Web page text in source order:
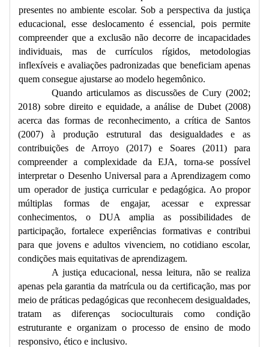
presentes no ambiente escolar. Sob a perspectiva da justiça
educacional, esse deslocamento é essencial, pois permite
compreender que a exclusão não decorre de incapacidades
individuais, mas de currículos rígidos, metodologias
inflexíveis e avaliações padronizadas que beneficiam apenas
quem consegue ajustarse ao modelo hegemônico.
Quando articulamos as discussões de Cury (2002;
2018) sobre direito e equidade, a análise de Dubet (2008)
acerca das formas de reconhecimento, a crítica de Santos
(2007) à produção estrutural das desigualdades e as
contribuições de Arroyo (2017) e Soares (2011) para
compreender a complexidade da EJA, torna-se possível
interpretar o Desenho Universal para a Aprendizagem como
um operador de justiça curricular e pedagógica. Ao propor
múltiplas formas de engajar, acessar e expressar
conhecimentos, o DUA amplia as possibilidades de
participação, fortalece experiências formativas e contribui
para que jovens e adultos vivenciem, no cotidiano escolar,
condições mais equitativas de aprendizagem.
A justiça educacional, nessa leitura, não se realiza
apenas pela garantia da matrícula ou da certificação, mas por
meio de práticas pedagógicas que reconhecem desigualdades,
tratam as diferenças socioculturais como condição
estruturante e organizam o processo de ensino de modo
responsivo, ético e inclusivo.